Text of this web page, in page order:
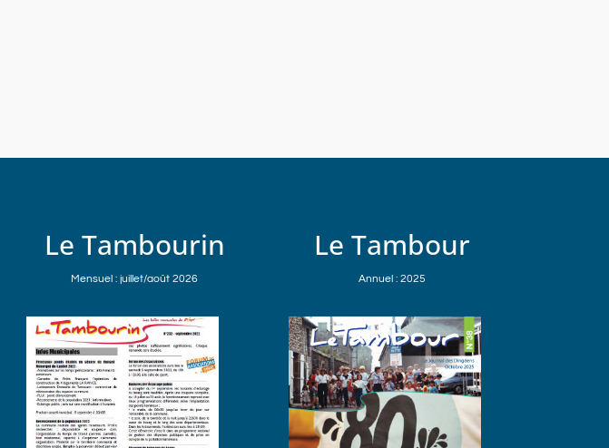
Le Tambourin
Mensuel : juillet/août 2026
Le Tambour
Annuel : 2025